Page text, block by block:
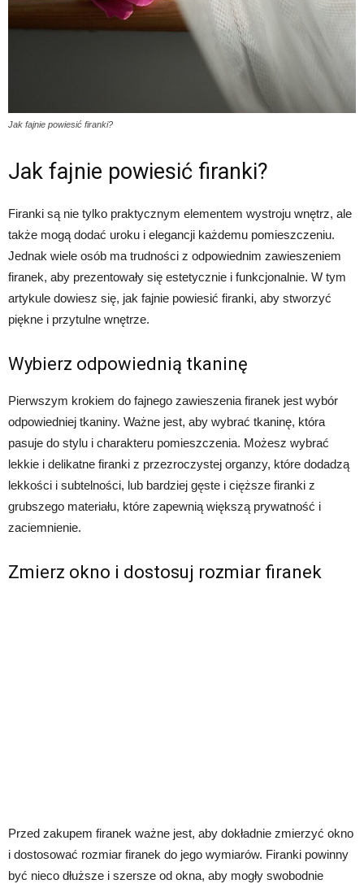
Jak fajnie powiesić firanki?
Jak fajnie powiesić firanki?
Firanki są nie tylko praktycznym elementem wystroju wnętrz, ale
także mogą dodać uroku i elegancji każdemu pomieszczeniu.
Jednak wiele osób ma trudności z odpowiednim zawieszeniem
firanek, aby prezentowały się estetycznie i funkcjonalnie. W tym
artykule dowiesz się, jak fajnie powiesić firanki, aby stworzyć
piękne i przytulne wnętrze.
Wybierz odpowiednią tkaninę
Pierwszym krokiem do fajnego zawieszenia firanek jest wybór
odpowiedniej tkaniny. Ważne jest, aby wybrać tkaninę, która
pasuje do stylu i charakteru pomieszczenia. Możesz wybrać
lekkie i delikatne firanki z przezroczystej organzy, które dodadzą
lekkości i subtelności, lub bardziej gęste i cięższe firanki z
grubszego materiału, które zapewnią większą prywatność i
zaciemnienie.
Zmierz okno i dostosuj rozmiar firanek
Przed zakupem firanek ważne jest, aby dokładnie zmierzyć okno
i dostosować rozmiar firanek do jego wymiarów. Firanki powinny
być nieco dłuższe i szersze od okna, aby mogły swobodnie